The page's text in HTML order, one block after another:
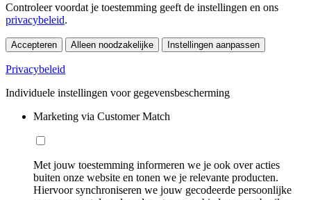
Controleer voordat je toestemming geeft de instellingen en ons
privacybeleid.
Accepteren Alleen noodzakelijke Instellingen aanpassen
Privacybeleid
Individuele instellingen voor gegevensbescherming
Marketing via Customer Match
Met jouw toestemming informeren we je ook over acties
buiten onze website en tonen we je relevante producten.
Hiervoor synchroniseren we jouw gecodeerde persoonlijke